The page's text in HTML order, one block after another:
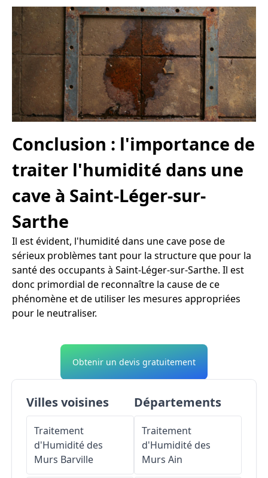
Conclusion : l'importance de
traiter l'humidité dans une
cave à Saint-Léger-sur-
Sarthe
Il est évident, l'humidité dans une cave pose de
sérieux problèmes tant pour la structure que pour la
santé des occupants à Saint-Léger-sur-Sarthe. Il est
donc primordial de reconnaître la cause de ce
phénomène et de utiliser les mesures appropriées
pour le neutraliser.
Obtenir un devis gratuitement
Villes voisines
Traitement
d'Humidité des
Murs Barville
Départements
Traitement
d'Humidité des
Murs Ain